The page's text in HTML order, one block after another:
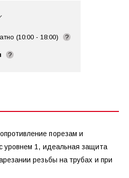
(10:00 - 18:00) ?
?
порезам и
уровнем 1, идеальная защита
резьбы на трубах и при